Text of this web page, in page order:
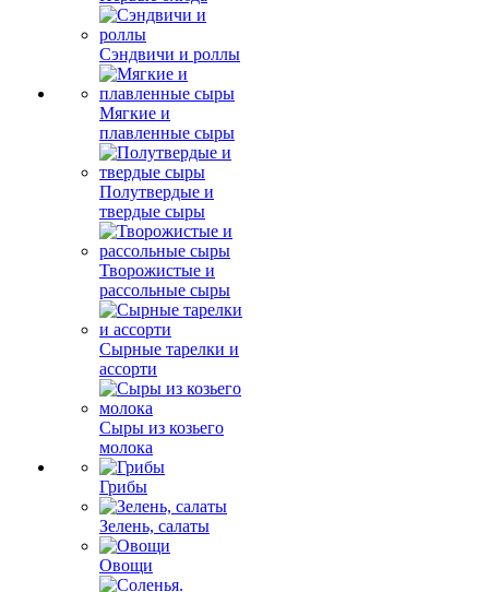
Сэндвичи и роллы
Мягкие и
плавленные сыры
Полутвердые и
твердые сыры
Творожистые и
рассольные сыры
Сырные тарелки и
ассорти
Сыры из козьего
молока
Грибы
Зелень, салаты
Овощи